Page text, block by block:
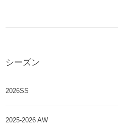
シーズン
2026SS
2025-2026 AW